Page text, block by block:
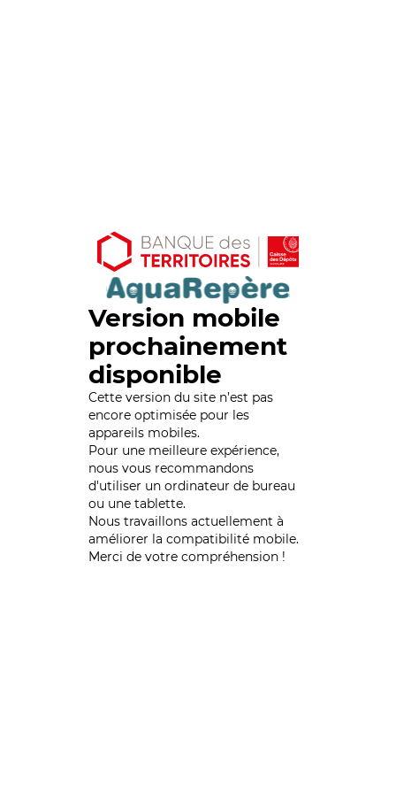
Version mobile
prochainement
disponible
Cette version du site n’est pas
encore optimisée pour les
appareils mobiles.
Pour une meilleure expérience,
nous vous recommandons
d'utiliser un ordinateur de bureau
ou une tablette.
Nous travaillons actuellement à
améliorer la compatibilité mobile.
Merci de votre compréhension !